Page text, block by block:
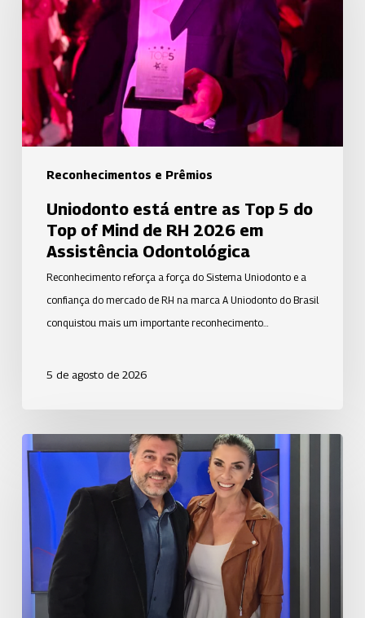
Reconhecimentos e Prêmios
as
Top
do
Top
of
Mind
2026
Assistência
Odontológica
Uniodonto está entre as Top 5 do
Top of Mind de RH 2026 em
Assistência Odontológica
Reconhecimento reforça a força do Sistema Uniodonto e a
confiança do mercado de RH na marca A Uniodonto do Brasil
conquistou mais um importante reconhecimento…
5 de agosto de 2026
Uniodonto
Campinas
participa
de
podcast
da